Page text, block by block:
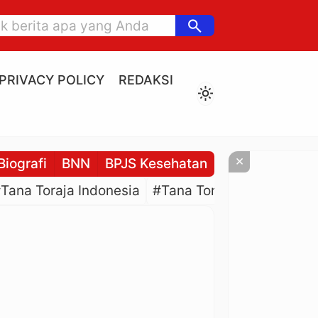
search
PRIVACY POLICY
REDAKSI
light_mode
BNN BPJS Kesehatan BPJS
Toraja Indonesia #Tana Toraja Culture
×